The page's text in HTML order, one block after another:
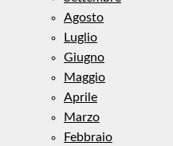
Agosto
Luglio
Giugno
Maggio
Aprile
Marzo
Febbraio